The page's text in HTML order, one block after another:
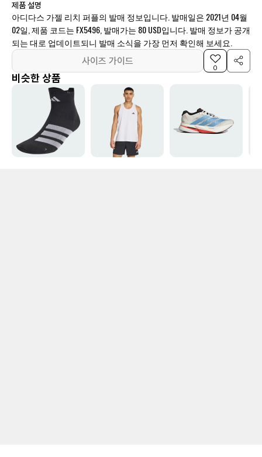
제품 설명
아디다스 가젤 리치 퍼플의 발매 정보입니다. 발매일은 2021년 04월
02일, 제품 코드는 FX5496, 발매가는 80 USD입니다. 발매 정보가 공개
되는 대로 업데이트되니 발매 소식을 가장 먼저 확인해 보세요.
사이즈 가이드
0
비슷한 상품